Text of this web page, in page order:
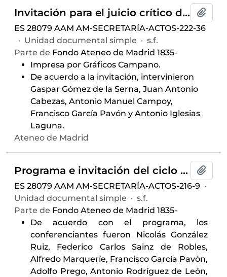
Invitación para el juicio crítico del libro
ES 28079 AAM AM-SECRETARÍA-ACTOS-222-36
· Unidad documental simple · s.f.
Parte de Fondo Ateneo de Madrid 1835-
Impresa por Gráficos Campano.
De acuerdo a la invitación, intervinieron
Gaspar Gómez de la Serna, Juan Antonio
Cabezas, Antonio Manuel Campoy,
Francisco García Pavón y Antonio Iglesias
Laguna.
Ateneo de Madrid
Programa e invitación del ciclo de conferencias
ES 28079 AAM AM-SECRETARÍA-ACTOS-216-9 ·
Unidad documental simple · s.f.
Parte de Fondo Ateneo de Madrid 1835-
De acuerdo con el programa, los
conferenciantes fueron Nicolás González
Ruiz, Federico Carlos Sainz de Robles,
Alfredo Marqueríe, Francisco García Pavón,
Adolfo Prego, Antonio Rodríguez de León,